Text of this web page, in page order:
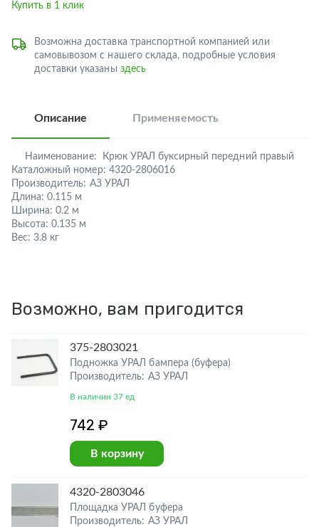
Купить в 1 клик
Возможна доставка транспортной компанией или
самовывозом с нашего склада, подробные условия
доставки указаны здесь
Описание Применяемость
Наименование:
Крюк УРАЛ буксирный передний правый
Каталожный номер: 4320-2806016
Производитель: АЗ УРАЛ
Длина: 0.115 м
Ширина: 0.2 м
Высота: 0.135 м
Вес: 3.8 кг
Возможно, вам пригодится
375-2803021
Подножка УРАЛ бампера (буфера)
Производитель: АЗ УРАЛ
В наличии 37 ед
742 ₽
В корзину
4320-2803046
Площадка УРАЛ буфера
Производитель: АЗ УРАЛ